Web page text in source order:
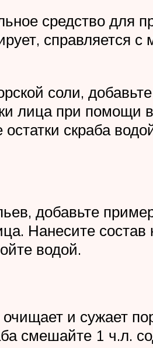
средство для
справляется
соли,
лица при помощи
скраба
добавьте
Нанесите
водой.
и сужает
смешайте 1 ч.л.